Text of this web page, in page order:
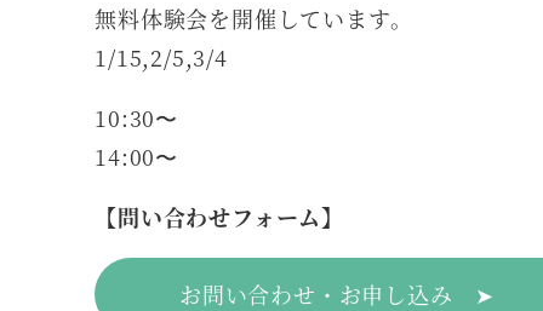
無料体験会を開催しています。
1/15,2/5,3/4
10:30〜
14:00〜
【問い合わせフォーム】
お問い合わせ・お申し込み ➤